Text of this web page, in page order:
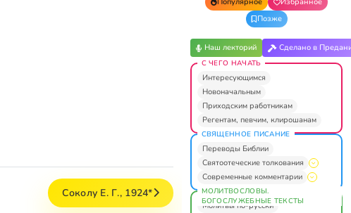
Соколу Е. Г., 1924*
Позже
Наш лекторий Сделано в
С ЧЕГО НАЧАТЬ
Интересующимся
Новоначальным
Приходским работникам
Регентам, певчим, клирошанам
СВЯЩЕННОЕ ПИСАНИЕ
Переводы Библии
Святоотеческие толкования
Современные комментарии
МОЛИТВОСЛОВЫ.
БОГОСЛУЖЕБНЫЕ ТЕКСТЫ
Молитвы по-русски